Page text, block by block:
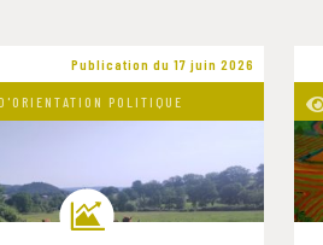
Publication du 17 juin 2026
POLITIQUE